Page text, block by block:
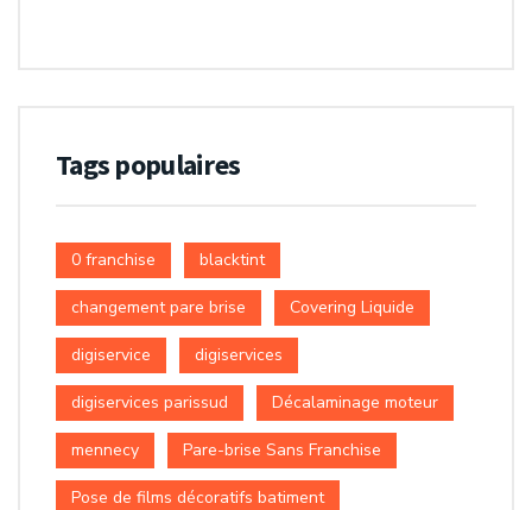
Tags populaires
0 franchise blacktint
changement pare brise Covering Liquide
digiservice digiservices
digiservices parissud Décalaminage moteur
mennecy Pare-brise Sans Franchise
Pose de films décoratifs batiment